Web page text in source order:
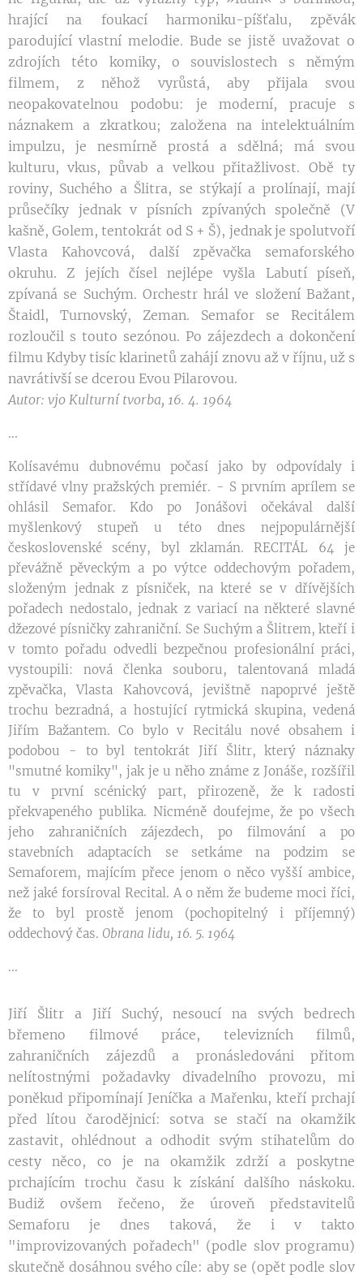
hrající na foukací harmoniku-píšťalu, zpěvák
parodující vlastní melodie. Bude se jistě uvažovat o
zdrojích této komiky, o souvislostech s němým
filmem, z něhož vyrůstá, aby přijala svou
neopakovatelnou podobu: je moderní, pracuje s
náznakem a zkratkou; založena na intelektuálním
impulzu, je nesmírně prostá a sdělná; má svou
kulturu, vkus, půvab a velkou přitažlivost. Obě ty
roviny, Suchého a Šlitra, se stýkají a prolínají, mají
průsečíky jednak v písních zpívaných společně (V
kašně, Golem, tentokrát od S + Š), jednak je spolutvoří
Vlasta Kahovcová, další zpěvačka semaforského
okruhu. Z jejích čísel nejlépe vyšla Labutí píseň,
zpívaná se Suchým. Orchestr hrál ve složení Bažant,
Štaidl, Turnovský, Zeman. Semafor se Recitálem
rozloučil s touto sezónou. Po zájezdech a dokončení
filmu Kdyby tisíc klarinetů zahájí znovu až v říjnu, už s
navrátivší se dcerou Evou Pilarovou.
Autor: vjo Kulturní tvorba, 16. 4. 1964
...
Kolísavému dubnovému počasí jako by odpovídaly i
střídavé vlny pražských premiér. - S prvním aprílem se
ohlásil Semafor. Kdo po Jonášovi očekával další
myšlenkový stupeň u této dnes nejpopulárnější
československé scény, byl zklamán. RECITÁL 64 je
převážně pěveckým a po výtce oddechovým pořadem,
složeným jednak z písniček, na které se v dřívějších
pořadech nedostalo, jednak z variací na některé slavné
džezové písničky zahraniční. Se Suchým a Šlitrem, kteří i
v tomto pořadu odvedli bezpečnou profesionální práci,
vystoupili: nová členka souboru, talentovaná mladá
zpěvačka, Vlasta Kahovcová, jevištně napoprvé ještě
trochu bezradná, a hostující rytmická skupina, vedená
Jiřím Bažantem. Co bylo v Recitálu nové obsahem i
podobou - to byl tentokrát Jiří Šlitr, který náznaky
"smutné komiky", jak je u něho známe z Jonáše, rozšířil
tu v první scénický part, přirozeně, že k radosti
překvapeného publika. Nicméně doufejme, že po všech
jeho zahraničních zájezdech, po filmování a po
stavebních adaptacích se setkáme na podzim se
Semaforem, majícím přece jenom o něco vyšší ambice,
než jaké forsíroval Recital. A o něm že budeme moci říci,
že to byl prostě jenom (pochopitelný i příjemný)
oddechový čas. Obrana lidu, 16. 5. 1964
...
Jiří Šlitr a Jiří Suchý, nesoucí na svých bedrech
břemeno filmové práce, televizních filmů,
zahraničních zájezdů a pronásledováni přitom
nelítostnými požadavky divadelního provozu, mi
poněkud připomínají Jeníčka a Mařenku, kteří prchají
před lítou čarodějnicí: sotva se stačí na okamžik
zastavit, ohlédnout a odhodit svým stihatelům do
cesty něco, co je na okamžik zdrží a poskytne
prchajícím trochu času k získání dalšího náskoku.
Budiž ovšem řečeno, že úroveň představitelů
Semaforu je dnes taková, že i v takto
"improvizovaných pořadech" (podle slov programu)
skutečně dosáhnou svého cíle: aby se (opět podle slov